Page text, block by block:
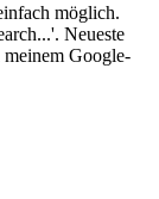
möglich.
Neueste
Google-